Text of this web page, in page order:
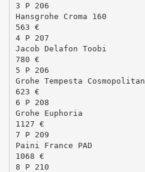
3 P 206
Hansgrohe Croma 160
563 €
4 P 207
Jacob Delafon Toobi
780 €
5 P 206
Grohe Tempesta Cosmopolitan
623 €
6 P 208
Grohe Euphoria
1127 €
7 P 209
Paini France PAD
1068 €
8 P 210